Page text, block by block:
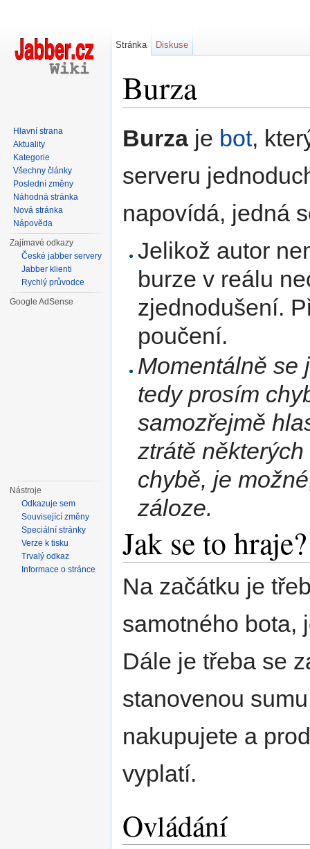
Burza
Burzaje bot,
serveru
napovídá, jedná
Jelikož autor
burze v reálu
zjednodušení.
poučení.
Momentálně se
tedy prosím
samozřejmě
ztrátě
chybě, je
záloze.
Jak se to hraje?
Na začátku je
samotného bota,
Dále je třeba se
stanovenou
nakupujete a
vyplatí.
Ovládání
Stránka Diskuse
Hlavní strana
Aktuality
Kategorie
Všechny články
Poslední změny
Náhodná stránka
Nová stránka
Nápověda
Zajímavé odkazy
České jabber servery
Jabber klienti
Rychlý průvodce
Google AdSense
Nástroje
Odkazuje sem
Související změny
Speciální stránky
Verze k tisku
Trvalý odkaz
Informace o stránce